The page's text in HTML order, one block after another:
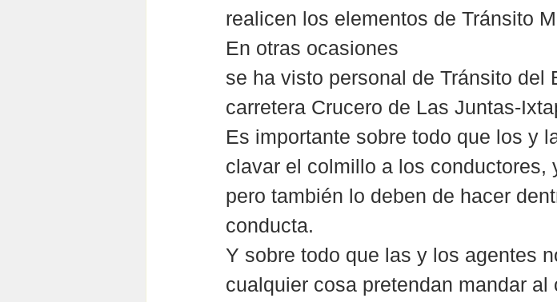
realicen los elementos de Tránsito
En otras ocasiones
se ha visto personal de Tránsito del
carretera Crucero de Las Juntas-
Es importante sobre todo que los y
clavar el colmillo a los conductores,
pero también lo deben de hacer
conducta.
Y sobre todo que las y los agentes
cualquier cosa pretendan mandar